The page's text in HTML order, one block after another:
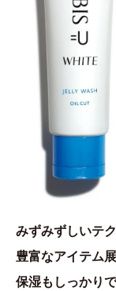
みずみずしいテ
豊富なアイテム
保湿もしっかり